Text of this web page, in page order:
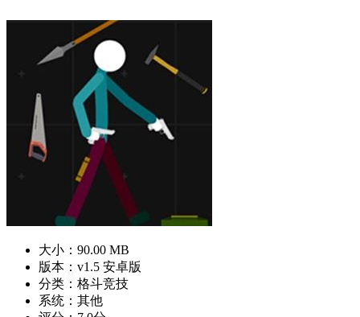
大小：90.00 MB
版本：v1.5 安卓版
分类：格斗竞技
系统：其他